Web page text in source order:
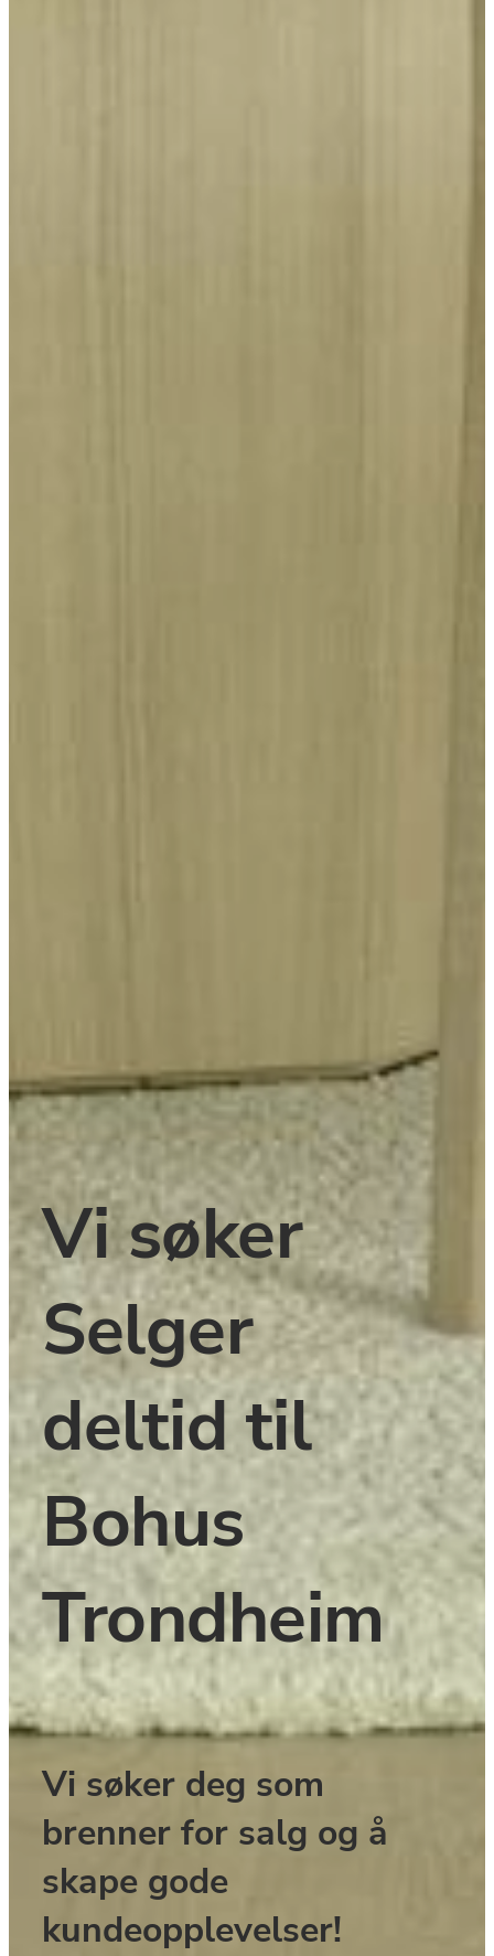
﻿Vi søker
Selger
deltid ﻿til
Bohus
Trondheim
Vi søker deg som
brenner for salg og å
skape gode
kundeopplevelser!